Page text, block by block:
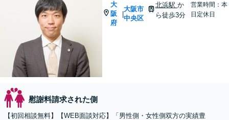
大
阪
府
|
大阪市
中央区
北浜駅 か
ら徒歩3分
営業時間：本
日定休日
慰謝料請求された側
【初回相談無料】【WEB面談対応】「男性側・女性側双方の実績豊